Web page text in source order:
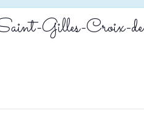
Saint-Gilles-